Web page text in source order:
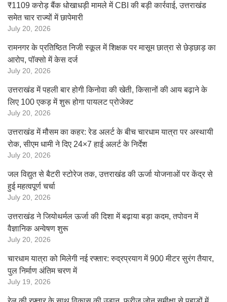
₹1109 करोड़ बैंक धोखाधड़ी मामले में CBI की बड़ी कार्रवाई, उत्तराखंड
समेत चार राज्यों में छापेमारी
July 20, 2026
रामनगर के प्रतिष्ठित निजी स्कूल में शिक्षक पर मासूम छात्रा से छेड़छाड़ का
आरोप, पॉक्सो में केस दर्ज
July 20, 2026
उत्तराखंड में पहली बार होगी किनोवा की खेती, किसानों की आय बढ़ाने के
लिए 100 एकड़ में शुरू होगा पायलट प्रोजेक्ट
July 20, 2026
उत्तराखंड में मौसम का कहर: रेड अलर्ट के बीच चारधाम यात्रा पर अस्थायी
रोक, सीएम धामी ने दिए 24×7 हाई अलर्ट के निर्देश
July 20, 2026
जल विद्युत से बैटरी स्टोरेज तक, उत्तराखंड की ऊर्जा योजनाओं पर केंद्र से
हुई महत्वपूर्ण चर्चा
July 20, 2026
उत्तराखंड ने जियोथर्मल ऊर्जा की दिशा में बढ़ाया बड़ा कदम, तपोवन में
वैज्ञानिक अन्वेषण शुरू
July 20, 2026
चारधाम यात्रा को मिलेगी नई रफ्तार: रुद्रप्रयाग में 900 मीटर सुरंग तैयार,
पुल निर्माण अंतिम चरण में
July 19, 2026